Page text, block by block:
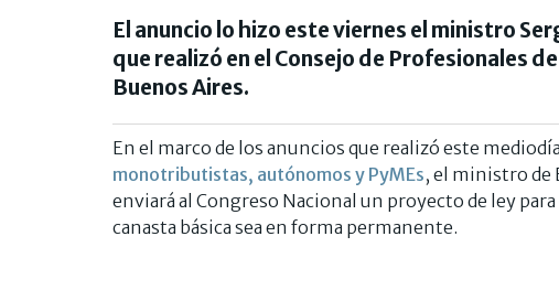
El anuncio lo hizo este viernes el ministro
que realizó en el Consejo de Profesionales
Buenos Aires.
En el marco de los anuncios que realizó este
monotributistas, autónomos y PyMEs, el ministro de
enviará al Congreso Nacional un proyecto de ley
canasta básica sea en forma permanente.